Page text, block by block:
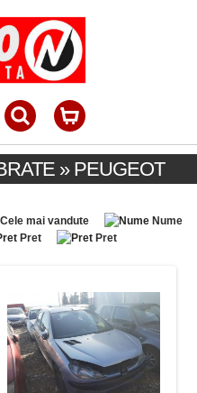
» PEUGEOT
Cele mai vandute
Nume
Pret Pret